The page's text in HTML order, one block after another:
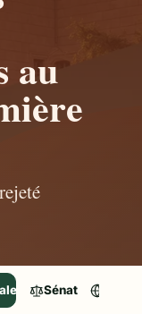
au
Sénat